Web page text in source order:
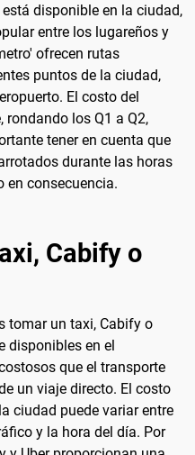
disponible en la ciudad,
entre los lugareños y
ofrecen rutas
puntos de la ciudad,
El costo del
rondando los Q1 a Q2,
tener en cuenta que
durante las horas
en consecuencia.
Cabify o
tomar un taxi, Cabify o
disponibles en el
que el transporte
un viaje directo. El costo
ciudad puede variar entre
y la hora del día. Por